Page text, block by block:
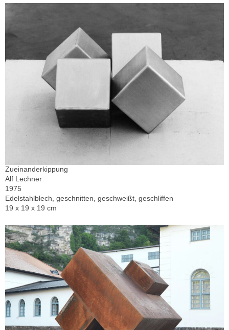
Zueinanderkippung
Alf Lechner
1975
Edelstahlblech, geschnitten, geschweißt, geschliffen
19 x 19 x 19 cm